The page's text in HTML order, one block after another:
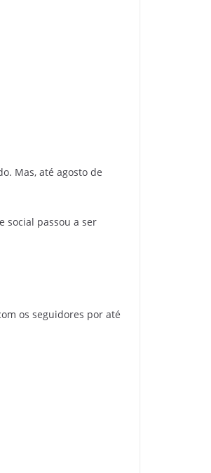
Mas, até agosto de
social passou a ser
os seguidores por até